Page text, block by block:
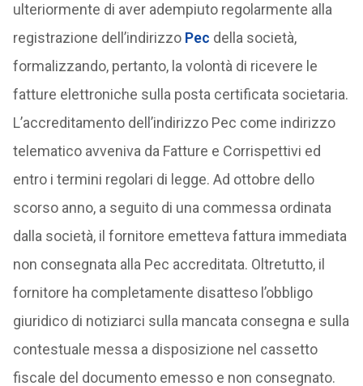
ulteriormente di aver adempiuto regolarmente alla
registrazione dell’indirizzo Pec della società,
formalizzando, pertanto, la volontà di ricevere le
fatture elettroniche sulla posta certificata societaria.
L’accreditamento dell’indirizzo Pec come indirizzo
telematico avveniva da Fatture e Corrispettivi ed
entro i termini regolari di legge. Ad ottobre dello
scorso anno, a seguito di una commessa ordinata
dalla società, il fornitore emetteva fattura immediata
non consegnata alla Pec accreditata. Oltretutto, il
fornitore ha completamente disatteso l’obbligo
giuridico di notiziarci sulla mancata consegna e sulla
contestuale messa a disposizione nel cassetto
fiscale del documento emesso e non consegnato.